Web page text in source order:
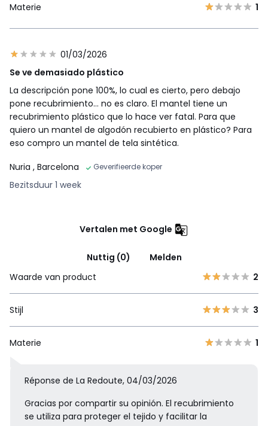
Materie 1
01/03/2026
Se ve demasiado plástico
La descripción pone 100%, lo cual es cierto, pero debajo
pone recubrimiento… no es claro. El mantel tiene un
recubrimiento plástico que lo hace ver fatal. Para que
quiero un mantel de algodón recubierto en plástico? Para
eso compro un mantel de tela sintética.
Nuria , Barcelona Geverifieerde koper
Bezitsduur 1 week
Vertalen met Google
Nuttig (0)
Melden
Waarde van product
2
Stijl 3
Materie 1
Réponse de La Redoute, 04/03/2026
Gracias por compartir su opinión. El recubrimiento
se utiliza para proteger el tejido y facilitar la